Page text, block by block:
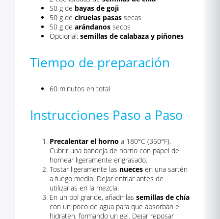
50 g de bayas de goji
50 g de ciruelas pasas secas
50 g de arándanos secos
Opcional: semillas de calabaza y piñones
Tiempo de preparación
60 minutos en total
Instrucciones Paso a Paso
Precalentar el horno a 180°C (350°F).
Cubrir una bandeja de horno con papel de
hornear ligeramente engrasado.
Tostar ligeramente las nueces en una sartén
a fuego medio. Dejar enfriar antes de
utilizarlas en la mezcla.
En un bol grande, añadir las semillas de chía
con un poco de agua para que absorban e
hidraten, formando un gel. Dejar reposar